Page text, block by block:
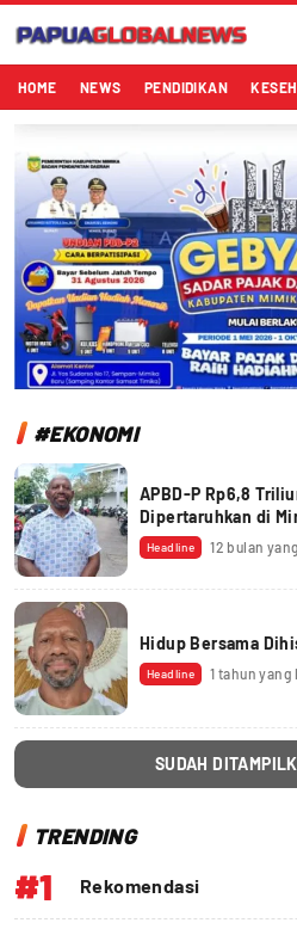
Papuaglobalnews.com
Menulis Fakta dengan Hati Bening
HOME NEWS PENDIDIKAN
#EKONOMI
APBD-P Rp6,8
Dipertaruhkan di
Headline 12 bulan
Hidup Bersama
Headline 1 tahun yang
SUDAH
TRENDING
#1 Rekomendasi